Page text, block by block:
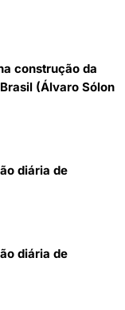
construção da
(Álvaro Sólon
diária de
diária de